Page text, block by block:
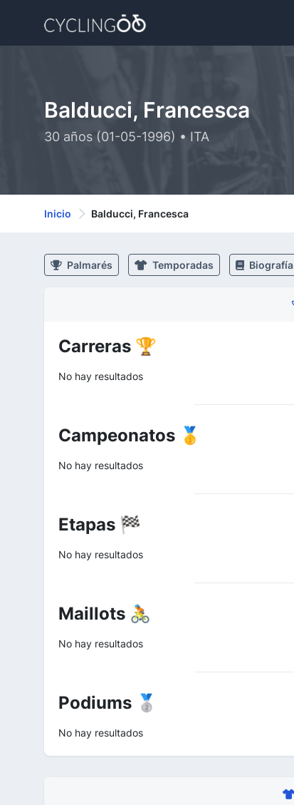
Balducci, Francesca
30 años (01-05-1996) • ITA
Inicio Balducci, Francesca
Palmarés Temporadas Biografía
Carreras 🏆
No hay resultados
Campeonatos 🥇
No hay resultados
Etapas 🏁
No hay resultados
Maillots 🚴
No hay resultados
Podiums 🥈
No hay resultados